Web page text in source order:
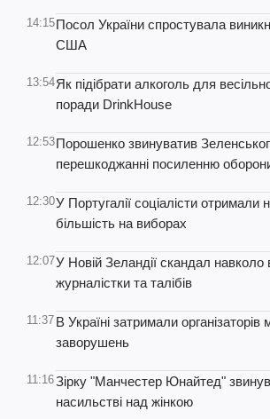
14:15Посол України спростувала
США
13:54Як підібрати алкоголь для
поради DrinkHouse
12:53Порошенко звинуватив
перешкоджанні посиленню
12:30У Португалії соціалісти отримали
більшість на виборах
12:07У Новій Зеландії скандал навколо
журналістки та талібів
11:37 В Україні затримали організаторів
заворушень
11:16Зірку "Манчестер Юнайтед"
насильстві над жінкою